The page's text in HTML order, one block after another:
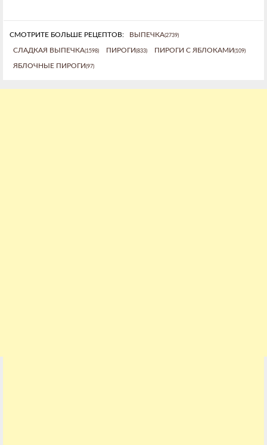
СМОТРИТЕ БОЛЬШЕ РЕЦЕПТОВ: ВЫПЕЧКА(2739)
СЛАДКАЯ ВЫПЕЧКА(1598) ПИРОГИ(833) ПИРОГИ С ЯБЛОКАМИ(109)
ЯБЛОЧНЫЕ ПИРОГИ(97)